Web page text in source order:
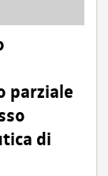
parziale
di